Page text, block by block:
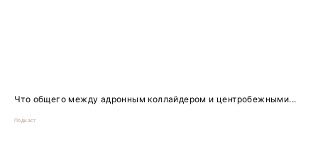
Что общего между адронным коллайдером и центробежными...
Подкаст